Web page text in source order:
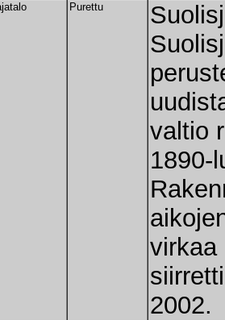
Purettu
valtio
1890-
virkaa
2002.